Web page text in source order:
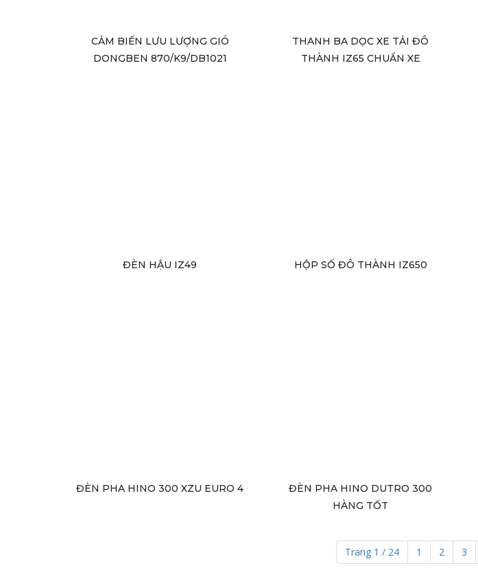
CẢM BIẾN LƯU LƯỢNG GIÓ
DONGBEN 870/K9/DB1021
THANH BA DỌC XE TẢI ĐÔ
THÀNH IZ65 CHUẨN XE
ĐÈN HẬU IZ49 HỘP SỐ ĐÔ THÀNH IZ650
ĐÈN PHA HINO 300 XZU EURO 4
ĐÈN PHA HINO DUTRO 300
HÀNG TỐT
Trang 1 / 24 1 2 3